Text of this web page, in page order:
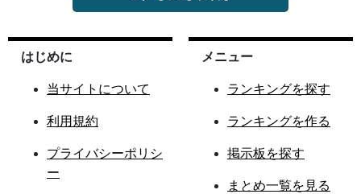
はじめに
当サイトについて
利用規約
プライバシーポリシ
ー
メニュー
ランキングを探す
ランキングを作る
掲示板を探す
まとめ一覧を見る